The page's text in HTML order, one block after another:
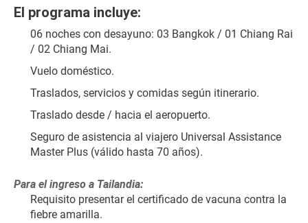
El programa incluye:
06 noches con desayuno: 03 Bangkok / 01 Chiang Rai
/ 02 Chiang Mai.
Vuelo doméstico.
Traslados, servicios y comidas según itinerario.
Traslado desde / hacia el aeropuerto.
Seguro de asistencia al viajero Universal Assistance
Master Plus (válido hasta 70 años).
Para el ingreso a Tailandia:
Requisito presentar el certificado de vacuna contra la
fiebre amarilla.